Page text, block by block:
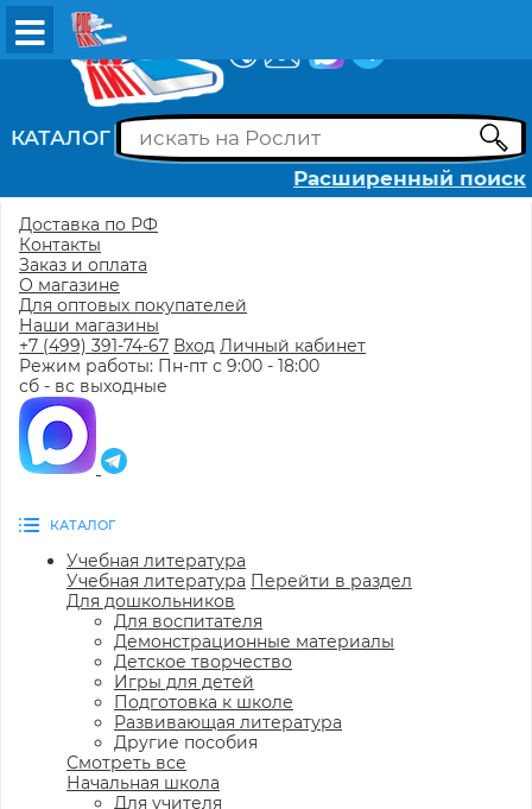
КАТАЛОГ
Расширенный поиск
Доставка по РФ
Контакты
Заказ и оплата
О магазине
Для оптовых покупателей
Наши магазины
+7 (499) 391-74-67 Вход Личный кабинет
Режим работы: Пн-пт с 9:00 - 18:00
сб - вс выходные
КАТАЛОГ
Учебная литература
Учебная литература Перейти в раздел
Для дошкольников
Для воспитателя
Демонстрационные материалы
Детское творчество
Игры для детей
Подготовка к школе
Развивающая литература
Другие пособия
Смотреть все
Начальная школа
Для учителя